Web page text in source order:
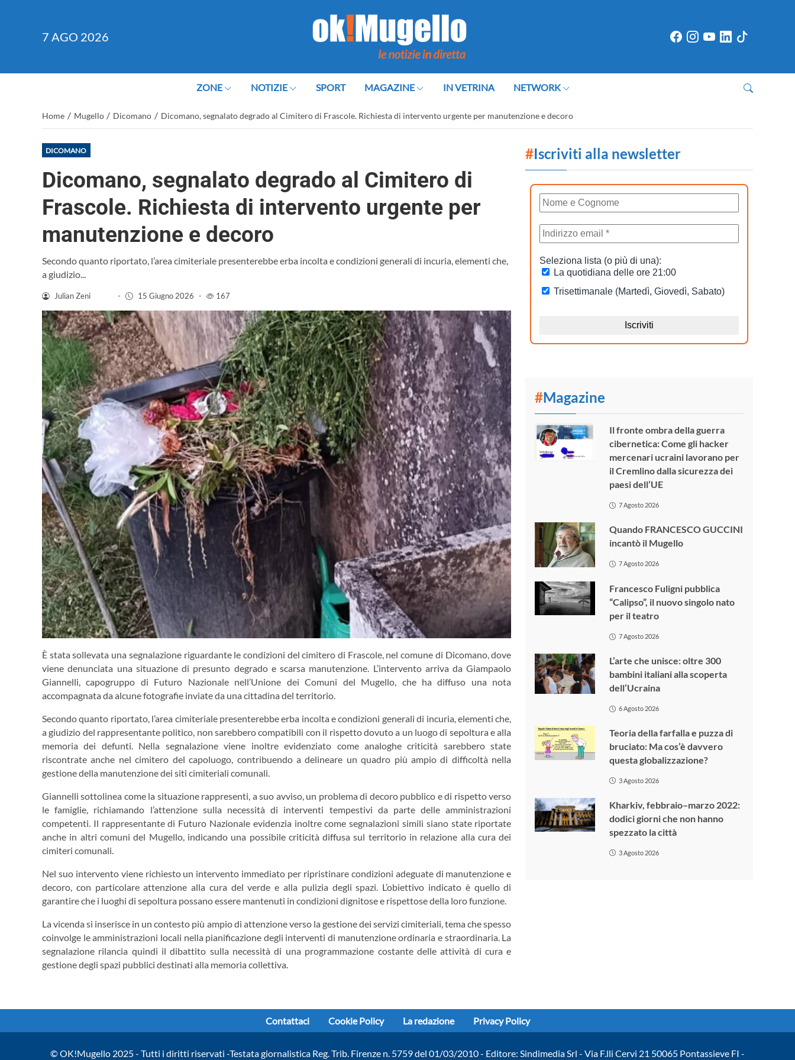
7 AGO 2026
ZONE NOTIZIE SPORT MAGAZINE IN VETRINA NETWORK
Home / Mugello / Dicomano / Dicomano, segnalato degrado al Cimitero di Frascole. Richiesta di intervento urgente per manutenzione e decoro
DICOMANO
Dicomano, segnalato degrado al Cimitero di
Frascole. Richiesta di intervento urgente per
manutenzione e decoro
Secondo quanto riportato, l’area cimiteriale presenterebbe erba incolta e condizioni generali di incuria, elementi che,
a giudizio...
Julian Zeni - 15 Giugno 2026 - 167
È stata sollevata una segnalazione riguardante le condizioni del cimitero di Frascole, nel comune di Dicomano, dove
viene denunciata una situazione di presunto degrado e scarsa manutenzione. L’intervento arriva da Giampaolo
Giannelli, capogruppo di Futuro Nazionale nell’Unione dei Comuni del Mugello, che ha diffuso una nota
accompagnata da alcune fotografie inviate da una cittadina del territorio.
Secondo quanto riportato, l’area cimiteriale presenterebbe erba incolta e condizioni generali di incuria, elementi che,
a giudizio del rappresentante politico, non sarebbero compatibili con il rispetto dovuto a un luogo di sepoltura e alla
memoria dei defunti. Nella segnalazione viene inoltre evidenziato come analoghe criticità sarebbero state
riscontrate anche nel cimitero del capoluogo, contribuendo a delineare un quadro più ampio di difficoltà nella
gestione della manutenzione dei siti cimiteriali comunali.
Giannelli sottolinea come la situazione rappresenti, a suo avviso, un problema di decoro pubblico e di rispetto verso
le famiglie, richiamando l’attenzione sulla necessità di interventi tempestivi da parte delle amministrazioni
competenti. Il rappresentante di Futuro Nazionale evidenzia inoltre come segnalazioni simili siano state riportate
anche in altri comuni del Mugello, indicando una possibile criticità diffusa sul territorio in relazione alla cura dei
cimiteri comunali.
Nel suo intervento viene richiesto un intervento immediato per ripristinare condizioni adeguate di manutenzione e
decoro, con particolare attenzione alla cura del verde e alla pulizia degli spazi. L’obiettivo indicato è quello di
garantire che i luoghi di sepoltura possano essere mantenuti in condizioni dignitose e rispettose della loro funzione.
La vicenda si inserisce in un contesto più ampio di attenzione verso la gestione dei servizi cimiteriali, tema che spesso
coinvolge le amministrazioni locali nella pianificazione degli interventi di manutenzione ordinaria e straordinaria. La
segnalazione rilancia quindi il dibattito sulla necessità di una programmazione costante delle attività di cura e
gestione degli spazi pubblici destinati alla memoria collettiva.
#Iscriviti alla newsletter
#Magazine
Il fronte ombra della guerra
cibernetica: Come gli hacker
mercenari ucraini lavorano per
il Cremlino dalla sicurezza dei
paesi dell’UE
7 Agosto 2026
Quando FRANCESCO GUCCINI
incantò il Mugello
7 Agosto 2026
Francesco Fuligni pubblica
“Calipso”, il nuovo singolo nato
per il teatro
7 Agosto 2026
L’arte che unisce: oltre 300
bambini italiani alla scoperta
dell’Ucraina
6 Agosto 2026
Teoria della farfalla e puzza di
bruciato: Ma cos’è davvero
questa globalizzazione?
3 Agosto 2026
Kharkiv, febbraio–marzo 2022:
dodici giorni che non hanno
spezzato la città
3 Agosto 2026
Contattaci Cookie Policy La redazione Privacy Policy
© OK!Mugello 2025 - Tutti i diritti riservati -Testata giornalistica Reg. Trib. Firenze n. 5759 del 01/03/2010 - Editore: Sindimedia Srl - Via F.lli Cervi 21 50065 Pontassieve FI -